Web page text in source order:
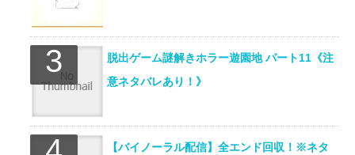
脱出ゲーム謎解きホラー遊園地 パート11《注
意ネタバレあり！》
【バイノーラル配信】全エンド回収！※ネタ